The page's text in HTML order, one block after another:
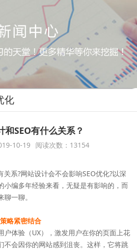
化
和SEO有什么关系？
10-19 阅读次数：13154
系?网站设计会不会影响SEO优化?以深
小编多年经验来看，无疑是有影响的，而
一聊。
略紧密结合
体验（UX），激发用户在你的页面上花
不会因你的网站感到沮丧。这样，它将跳